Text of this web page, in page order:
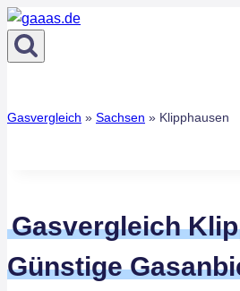
Zum
Inhalt
springen
Gasvergleich » Sachsen » Klipphausen
Gasvergleich
Günstige